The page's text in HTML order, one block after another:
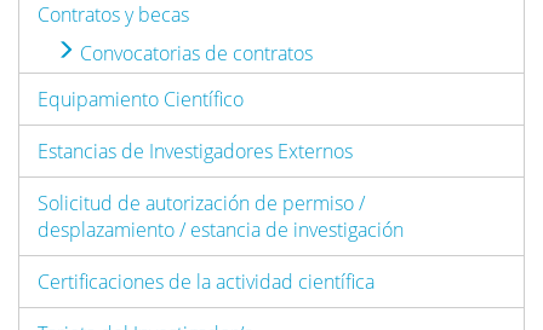
Contratos y becas
Convocatorias de contratos
Equipamiento Científico
Estancias de Investigadores Externos
Solicitud de autorización de permiso /
desplazamiento / estancia de investigación
Certificaciones de la actividad científica